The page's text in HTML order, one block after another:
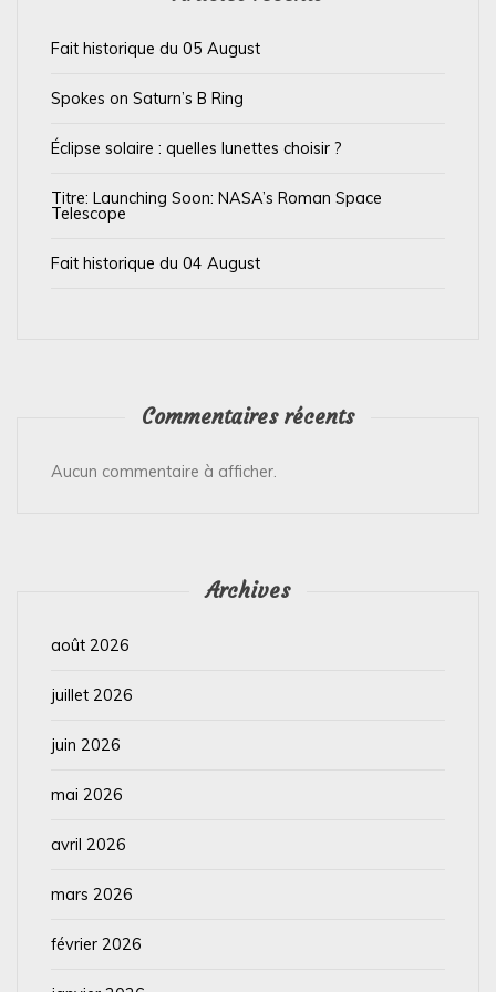
Fait historique du 05 August
Spokes on Saturn’s B Ring
Éclipse solaire : quelles lunettes choisir ?
Titre: Launching Soon: NASA’s Roman Space
Telescope
Fait historique du 04 August
Commentaires récents
Aucun commentaire à afficher.
Archives
août 2026
juillet 2026
juin 2026
mai 2026
avril 2026
mars 2026
février 2026